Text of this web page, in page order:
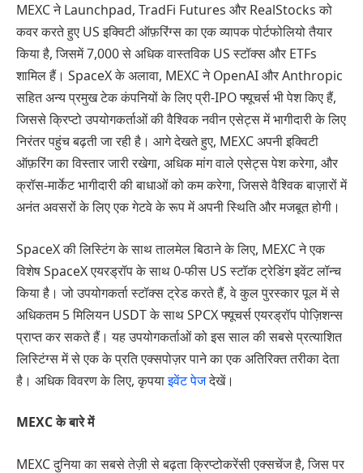
MEXC ने Launchpad, TradFi Futures और RealStocks को
कवर करते हुए US इक्विटी ऑफ़रिंग्स का एक व्यापक पोर्टफोलियो तैयार
किया है, जिसमें 7,000 से अधिक वास्तविक US स्टॉक्स और ETFs
शामिल हैं। SpaceX के अलावा, MEXC ने OpenAI और Anthropic
सहित अन्य प्रमुख टेक कंपनियों के लिए प्री-IPO फ्यूचर्स भी पेश किए हैं,
जिससे क्रिप्टो उपयोगकर्ताओं की वैश्विक नवीन एसेट्स में भागीदारी के लिए
निरंतर पहुंच बढ़ती जा रही है। आगे देखते हुए, MEXC अपनी इक्विटी
ऑफ़रिंग का विस्तार जारी रखेगा, अधिक मांग वाले एसेट्स पेश करेगा, और
क्रॉस-मार्केट भागीदारी की बाधाओं को कम करेगा, जिससे वैश्विक बाज़ारों में
अनंत अवसरों के लिए एक गेटवे के रूप में अपनी स्थिति और मजबूत होगी।
SpaceX की लिस्टिंग के साथ तालमेल बिठाने के लिए, MEXC ने एक
विशेष SpaceX एयरड्रॉप के साथ 0-फीस US स्टॉक ट्रेडिंग इवेंट लॉन्च
किया है। जो उपयोगकर्ता स्टॉक्स ट्रेड करते हैं, वे कुल पुरस्कार पूल में से
अधिकतम 5 मिलियन USDT के साथ SPCX फ्यूचर्स एयरड्रॉप पोज़िशन्स
प्राप्त कर सकते हैं। यह उपयोगकर्ताओं को इस साल की सबसे प्रत्याशित
लिस्टिंग्स में से एक के प्रति एक्सपोज़र पाने का एक अतिरिक्त तरीका देता
है। अधिक विवरण के लिए, कृपयाइवेंट पेजदेखें।
MEXC के बारे में
MEXC दुनिया का सबसे तेज़ी से बढ़ता क्रिप्टोकरेंसी एक्सचेंज है, जिस पर